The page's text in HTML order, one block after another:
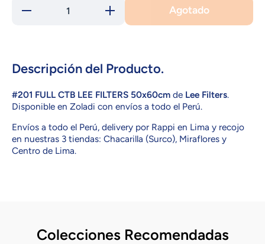
Reducir
FILTERS
50x60cm
Aumentar
cantidad
para
50x60cm
Agotado
Descripción del Producto.
#201 FULL CTB LEE FILTERS 50x60cm de Lee Filters.
Disponible en Zoladi con envíos a todo el Perú.
Envíos a todo el Perú, delivery por Rappi en Lima y recojo
en nuestras 3 tiendas: Chacarilla (Surco), Miraflores y
Centro de Lima.
Colecciones Recomendadas